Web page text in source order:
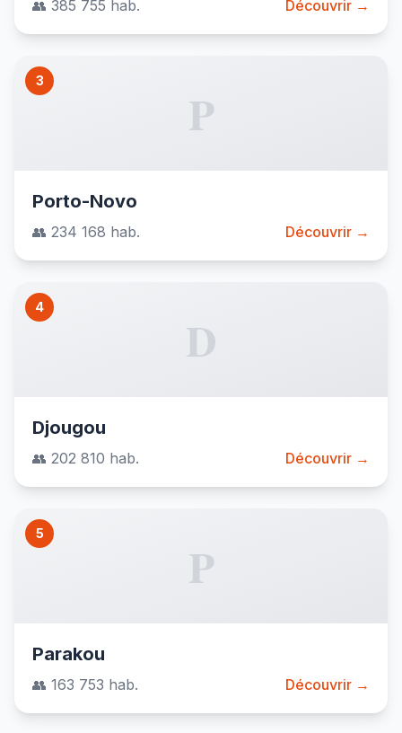
👥 385 755 hab. Découvrir →
3
P
Porto-Novo
👥 234 168 hab. Découvrir →
4
D
Djougou
👥 202 810 hab. Découvrir →
5
P
Parakou
👥 163 753 hab. Découvrir →